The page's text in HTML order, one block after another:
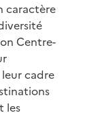
caractère
Centre-
cadre
les